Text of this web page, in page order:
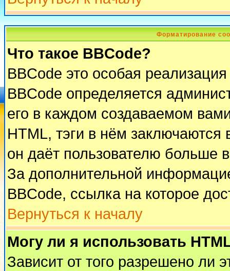
Форматирование
Что такое BBCode?
BBCode это особая
BBCode определяется
его в каждом создаваемом
HTML, тэги в нём заключаются
он даёт пользователю больше
За дополнительной
BBCode, ссылка на которое
Вернуться к началу
Могу ли я использовать
Зависит от того разрешено ли